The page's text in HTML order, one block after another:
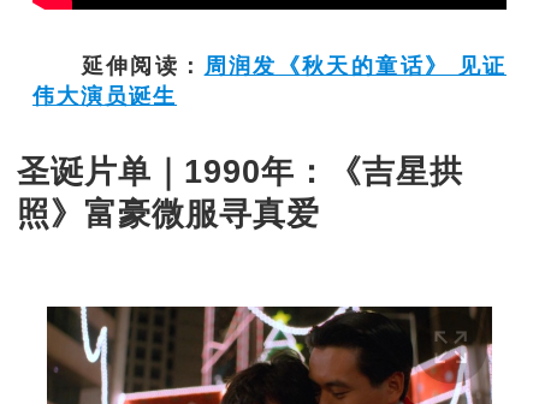
延伸阅读： 周润发《秋天的童话》 见证
伟大演员诞生
圣诞片单｜1990年：《吉星拱
照》富豪微服寻真爱